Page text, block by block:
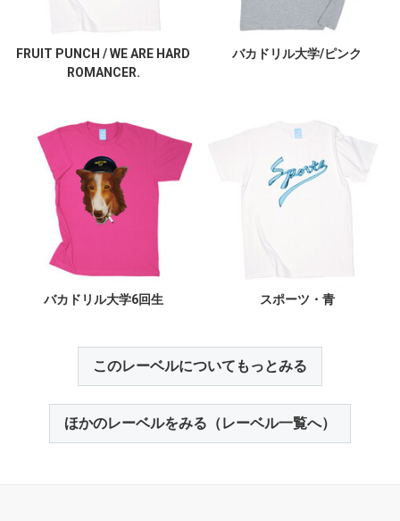
FRUIT PUNCH / WE ARE HARD
ROMANCER.
バカドリル大学/ピンク
バカドリル大学6回生 スポーツ・青
このレーベルについてもっとみる
ほかのレーベルをみる（レーベル一覧へ）